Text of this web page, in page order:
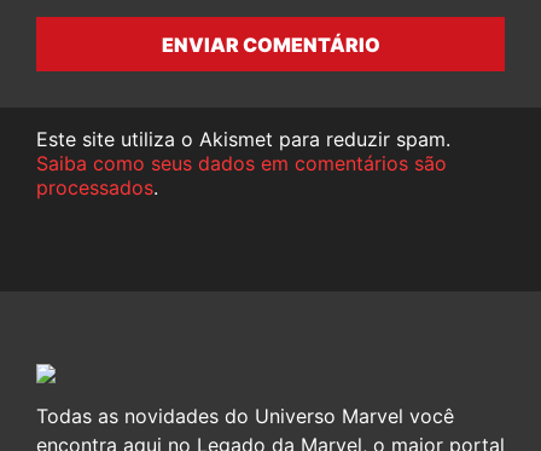
ENVIAR COMENTÁRIO
Este site utiliza o Akismet para reduzir spam.
Saiba como seus dados em comentários são
processados.
Todas as novidades do Universo Marvel você
encontra aqui no Legado da Marvel, o maior portal